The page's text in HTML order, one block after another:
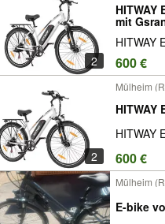
Nachrichten
Anzeige aufgeben
2
mit
HITWAY
600 €
2
Mülheim
HITWAY
HITWAY
600 €
Mülheim
E-bike